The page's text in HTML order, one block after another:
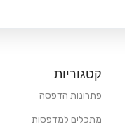
קטגוריות
פתרונות הדפסה
מתכלים למדפסות